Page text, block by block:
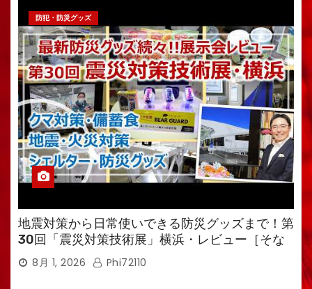
防犯・防災グッズ
地震対策から日常使いできる防災グッズまで！第
30回「震災対策技術展」横浜・レビュー［そな
えるTV・高荷智也］
8月 1, 2026 Phi72110